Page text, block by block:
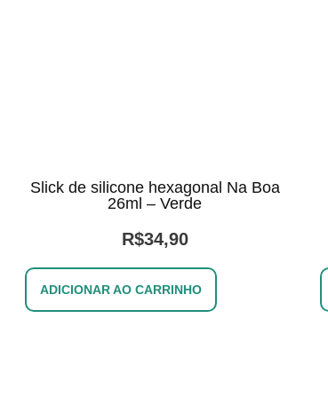
Slick de silicone hexagonal Na Boa
26ml – Verde
R$34,90
ADICIONAR AO CARRINHO